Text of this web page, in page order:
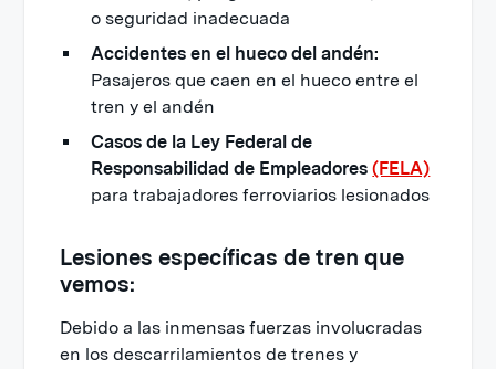
o seguridad inadecuada
Accidentes en el hueco del andén:
Pasajeros que caen en el hueco entre el
tren y el andén
Casos de la Ley Federal de
Responsabilidad de Empleadores(FELA)
para trabajadores ferroviarios lesionados
Lesiones específicas de tren que
vemos:
Debido a las inmensas fuerzas involucradas
en los descarrilamientos de trenes y